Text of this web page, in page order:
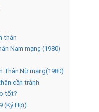
thân
Nam mạng (1980)
Thân Nữ mạng(1980)
cần tránh
tốt?
(Kỷ Hợi)